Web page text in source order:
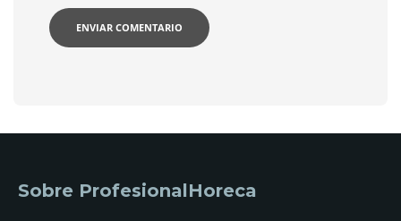
Sobre ProfesionalHoreca